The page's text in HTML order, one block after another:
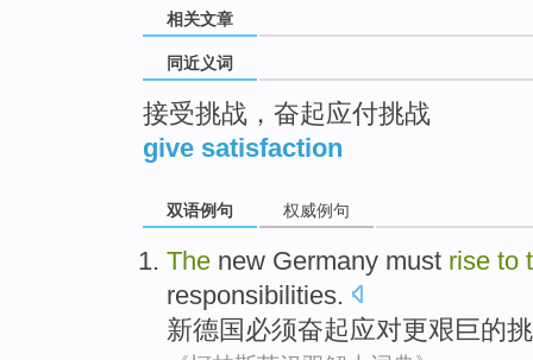
相关文章
同近义词
接受挑战，奋起应付挑战
give satisfaction
双语例句 权威例句
The new Germany must rise to
responsibilities.
新德国必须奋起应对更艰巨的